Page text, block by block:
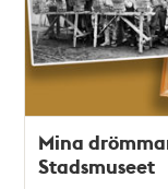
teman
Mina
Stadsmuseet